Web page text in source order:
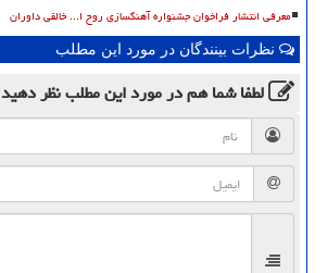
معرفی انتشار فراخوان جشنواره آهنگسازی روح ا... خالقی داوران
نظرات بینندگان در مورد این مطلب
لطفا شما همدر مورد این مطلبنظر دهید